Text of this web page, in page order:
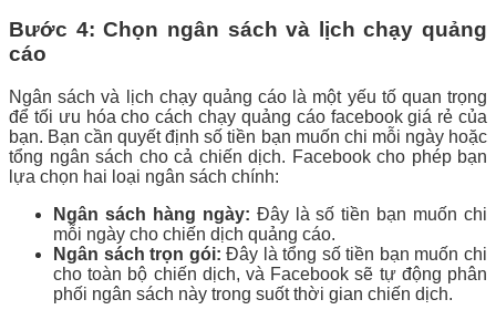
Bước 4: Chọn ngân sách và lịch chạy quảng
cáo
Ngân sách và lịch chạy quảng cáo là một yếu tố quan trọng
để tối ưu hóa cho cách chạy quảng cáo facebook giá rẻ của
bạn. Bạn cần quyết định số tiền bạn muốn chi mỗi ngày hoặc
tổng ngân sách cho cả chiến dịch. Facebook cho phép bạn
lựa chọn hai loại ngân sách chính:
Ngân sách hàng ngày: Đây là số tiền bạn muốn chi
mỗi ngày cho chiến dịch quảng cáo.
Ngân sách trọn gói: Đây là tổng số tiền bạn muốn chi
cho toàn bộ chiến dịch, và Facebook sẽ tự động phân
phối ngân sách này trong suốt thời gian chiến dịch.